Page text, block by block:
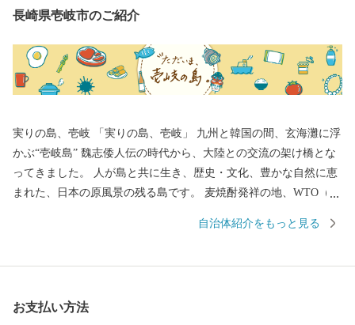
長崎県壱岐市のご紹介
実りの島、壱岐 「実りの島、壱岐」 九州と韓国の間、玄海灘に浮
かぶ“壱岐島” 魏志倭人伝の時代から、大陸との交流の架け橋とな
ってきました。 人が島と共に生き、歴史・文化、豊かな自然に恵
まれた、日本の原風景の残る島です。 麦焼酎発祥の地、WTO（世
牛、ウニ、海産物など、豊饒な自然が育むS級食材。 国特別史跡
自治体紹介をもっと見る
お支払い方法